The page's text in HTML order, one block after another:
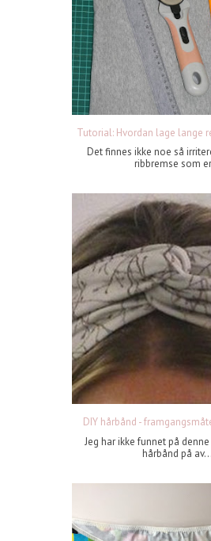
Tutorial: Hvordan lage lange
Det finnes ikke noe så
ribbremse som
DIY hårbånd -
Jeg har ikke funnet på
hårbånd på av...